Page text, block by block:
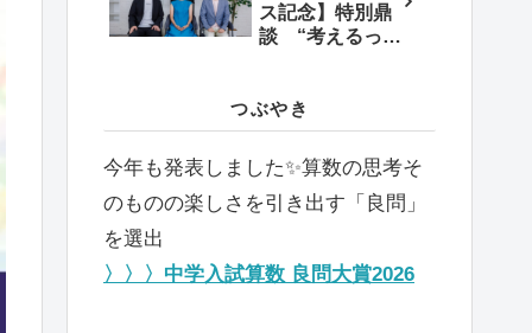
ス記念】特別鼎
談 “考えるっ
メの新しいかた
ち
つぶやき
今年も発表しました✨️算数の思考そ
のものの楽しさを引き出す「良問」
を選出
〉〉〉中学入試算数 良問大賞2026